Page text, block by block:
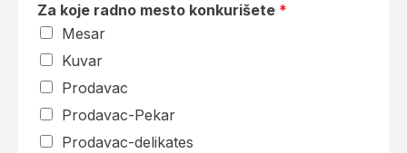
Za koje radno mesto konkurišete *
Mesar
Kuvar
Prodavac
Prodavac-Pekar
Prodavac-delikates